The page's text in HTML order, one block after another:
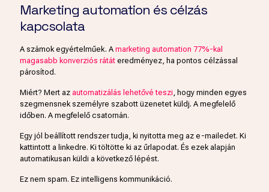
Marketing automation és célzás
kapcsolata
A számok egyértelműek. A marketing automation 77%-kal
magasabb konverziós rátát eredményez, ha pontos célzással
párosítod.
Miért? Mert az automatizálás lehetővé teszi , hogy minden egyes
szegmensnek személyre szabott üzenetet küldj. A megfelelő
időben. A megfelelő csatornán.
Egy jól beállított rendszer tudja, ki nyitotta meg az e-mailedet. Ki
kattintott a linkedre. Ki töltötte ki az űrlapodat. És ezek alapján
automatikusan küldi a következő lépést.
Ez nem spam. Ez intelligens kommunikáció.